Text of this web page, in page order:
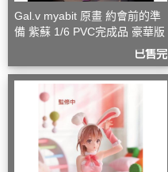
Gal.v myabit 原畫 約會前的準
備 紫蘇 1/6 PVC完成品 豪華版
已售完